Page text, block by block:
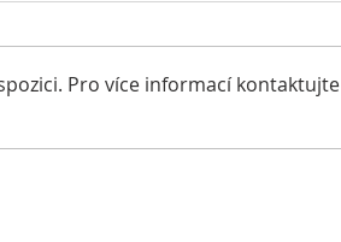
doma šampiona
Pro více informací kontaktujte